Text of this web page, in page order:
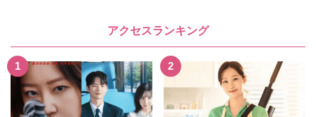
アクセスランキング